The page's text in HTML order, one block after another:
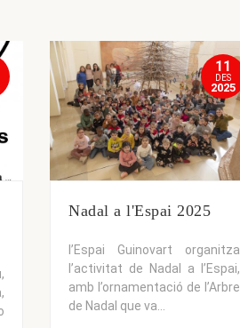
11
DES
2025
Nadal a l'Espai 2025
l’Espai Guinovart organitza
l’activitat de Nadal a l’Espai,
amb l’ornamentació de l’Arbre
de Nadal que va...